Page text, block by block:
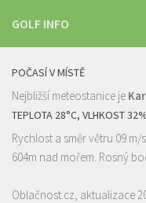
GOLF INFO
POČASÍ V MÍSTĚ
Nejbližší meteostanice je
TEPLOTA 28°C, VLHKOST
Rychlost a směr větru 09 m/
604m nad mořem. Rosný
Oblačnost.cz, aktualizace